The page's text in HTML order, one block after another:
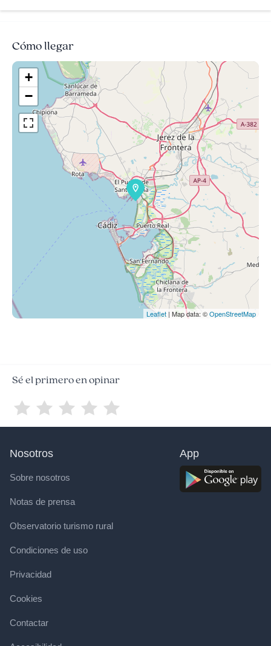
Cómo llegar
+
−
Leaflet | Map data: ©OpenStreetMap
Sé el primero en opinar
Nosotros
Sobre nosotros
Notas de prensa
Observatorio turismo rural
Condiciones de uso
Privacidad
Cookies
Contactar
App